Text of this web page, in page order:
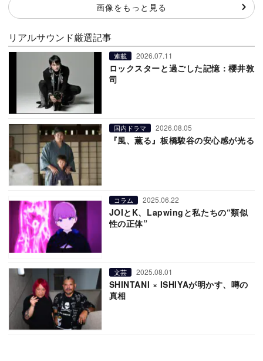
画像をもっと見る
リアルサウンド厳選記事
連載 2026.07.11
ロックスターと過ごした記憶：櫻井敦
司
国内ドラマ 2026.08.05
『風、薫る』板橋駿谷の安心感が光る
コラム 2025.06.22
JOIとK、Lapwingと私たちの“類似
性の正体”
文芸 2025.08.01
SHINTANI × ISHIYAが明かす、噂の
真相